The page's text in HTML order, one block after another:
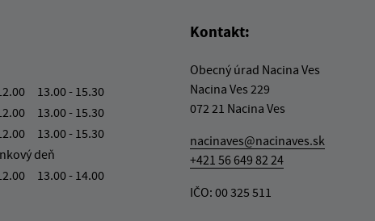
13.00 - 15.30
13.00 - 15.30
13.00 - 15.30
deň
13.00 - 14.00
Kontakt:
Obecný úrad Nacina Ves
Nacina Ves 229
072 21 Nacina Ves
nacinaves@nacinaves.sk
+421 56 649 82 24
IČO: 00 325 511